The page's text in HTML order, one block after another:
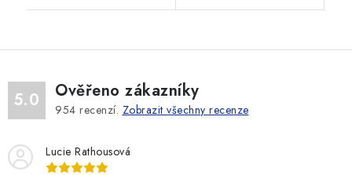
5.0 Ověřeno zákazníky
954 recenzí. Zobrazit všechny recenze
Lucie Rathousová